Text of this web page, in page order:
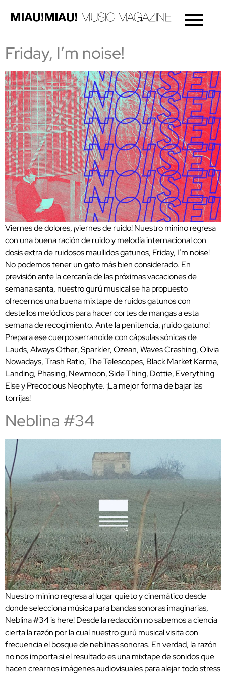
Friday, I’m noise!
Viernes de dolores, ¡viernes de ruido! Nuestro minino regresa
con una buena ración de ruido y melodía internacional con
dosis extra de ruidosos maullidos gatunos, Friday, I’m noise!
No podemos tener un gato más bien considerado. En
previsión ante la cercanía de las próximas vacaciones de
semana santa, nuestro gurú musical se ha propuesto
ofrecernos una buena mixtape de ruidos gatunos con
destellos melódicos para hacer cortes de mangas a esta
semana de recogimiento. Ante la penitencia, ¡ruido gatuno!
Prepara ese cuerpo serranoide con cápsulas sónicas de
Lauds, Always Other, Sparkler, Ozean, Waves Crashing, Olivia
Nowadays, Trash Ratio, The Telescopes, Black Market Karma,
Landing, Phasing, Newmoon, Side Thing, Dottie, Everything
Else y Precocious Neophyte. ¡La mejor forma de bajar las
torrijas!
Neblina #34
Nuestro minino regresa al lugar quieto y cinemático desde
donde selecciona música para bandas sonoras imaginarias,
Neblina #34 is here! Desde la redacción no sabemos a ciencia
cierta la razón por la cual nuestro gurú musical visita con
frecuencia el bosque de neblinas sonoras. En verdad, la razón
no nos importa si el resultado es una mixtape de sonidos que
hacen crearnos imágenes audiovisuales para alejar todo stress